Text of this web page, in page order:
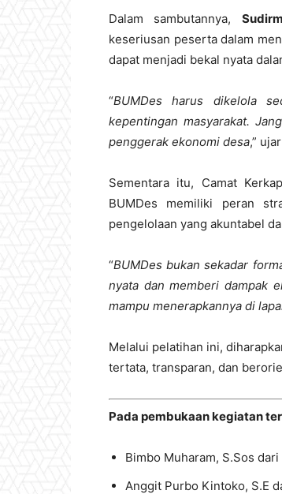
Dalam sambutannya,
keseriusan peserta dalam
dapat menjadi bekal nyata
“BUMDes harus dikelola
kepentingan masyarakat.
penggerak ekonomi desa,”
Sementara itu, Camat
BUMDes memiliki peran
pengelolaan yang akuntabel
“BUMDes bukan sekadar
nyata dan memberi dampak
mampu menerapkannya di
Melalui pelatihan ini,
tertata, transparan, dan
Pada pembukaan kegiatan
Bimbo Muharam, S.Sos dari
Anggit Purbo Kintoko, S.E